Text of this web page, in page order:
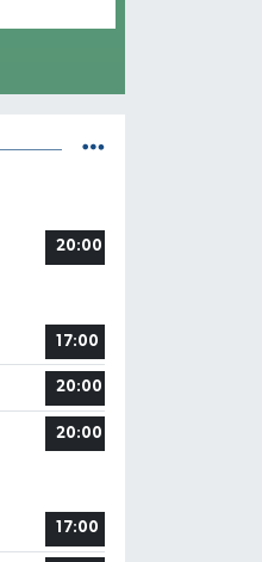
20:00
17:00
20:00
20:00
17:00